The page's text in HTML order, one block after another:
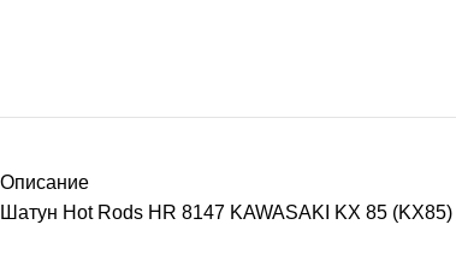
Описание
Шатун Hot Rods HR 8147 KAWASAKI KX 85 (KX85)